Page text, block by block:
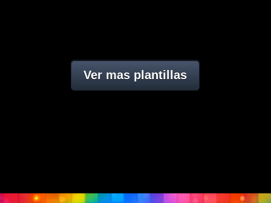
Ver mas plantillas